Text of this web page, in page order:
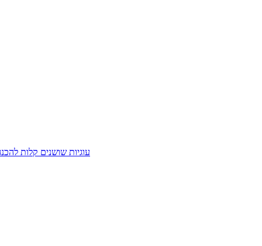
עוגיות שושנים קלות להכנה טעימות, פריכות וקלות להכנה! 5 מרכיבים